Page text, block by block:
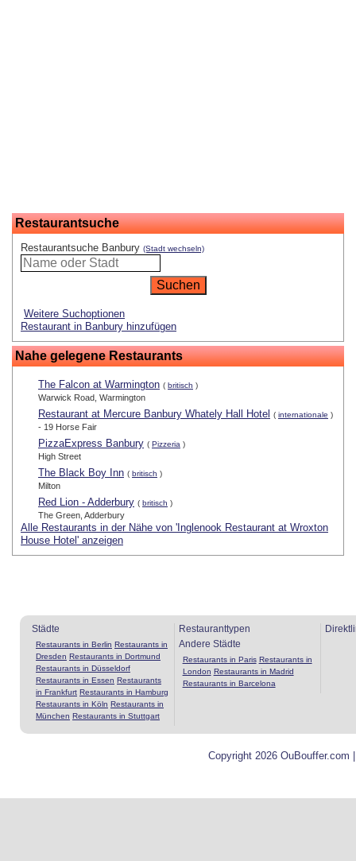
Restaurantsuche
Restaurantsuche Banbury (Stadt wechseln)
Weitere Suchoptionen
Restaurant in Banbury hinzufügen
Nahe gelegene Restaurants
The Falcon at Warmington ( britisch )
Warwick Road, Warmington
Restaurant at Mercure Banbury Whately Hall Hotel ( internationale )
- 19 Horse Fair
PizzaExpress Banbury ( Pizzeria )
High Street
The Black Boy Inn ( britisch )
Milton
Red Lion - Adderbury ( britisch )
The Green, Adderbury
Alle Restaurants in der Nähe von 'Inglenook Restaurant at Wroxton
House Hotel' anzeigen
Städte
Restaurants in Berlin Restaurants in
Dresden Restaurants in Dortmund
Restaurants in Düsseldorf
Restaurants in Essen Restaurants
in Frankfurt Restaurants in Hamburg
Restaurants in Köln Restaurants in
München Restaurants in Stuttgart
Restauranttypen
Andere Städte
Restaurants in Paris Restaurants in
London Restaurants in Madrid
Restaurants in Barcelona
Copyright 2026 OuBouffer.com